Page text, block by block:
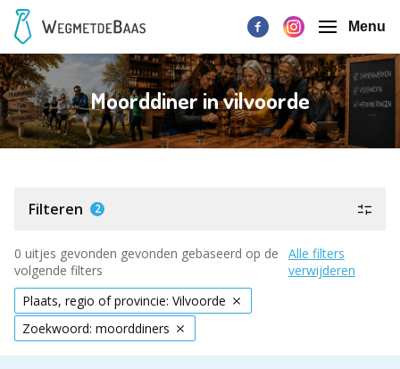
Menu
Moorddiner in vilvoorde
Filteren 2
0 uitjes gevonden gevonden gebaseerd op de
volgende filters
Alle filters
verwijderen
Plaats, regio of provincie: Vilvoorde
Zoekwoord: moorddiners